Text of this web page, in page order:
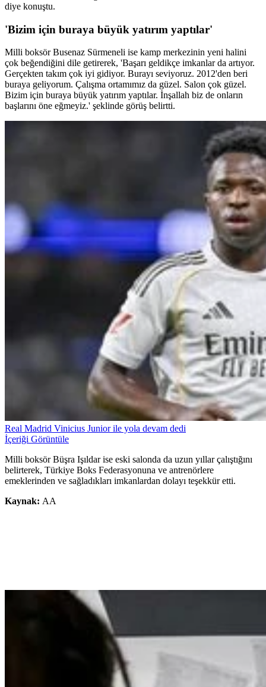
diye konuştu.
'Bizim için buraya büyük yatırım yaptılar'
Milli boksör Busenaz Sürmeneli ise kamp merkezinin yeni halini
çok beğendiğini dile getirerek, 'Başarı geldikçe imkanlar da artıyor.
Gerçekten takım çok iyi gidiyor. Burayı seviyoruz. 2012'den beri
buraya geliyorum. Çalışma ortamımız da güzel. Salon çok güzel.
Bizim için buraya büyük yatırım yaptılar. İnşallah biz de onların
başlarını öne eğmeyiz.' şeklinde görüş belirtti.
Real Madrid Vinicius Junior ile yola devam dedi
İçeriği Görüntüle
Milli boksör Büşra Işıldar ise eski salonda da uzun yıllar çalıştığını
belirterek, Türkiye Boks Federasyonuna ve antrenörlere
emeklerinden ve sağladıkları imkanlardan dolayı teşekkür etti.
Kaynak: AA